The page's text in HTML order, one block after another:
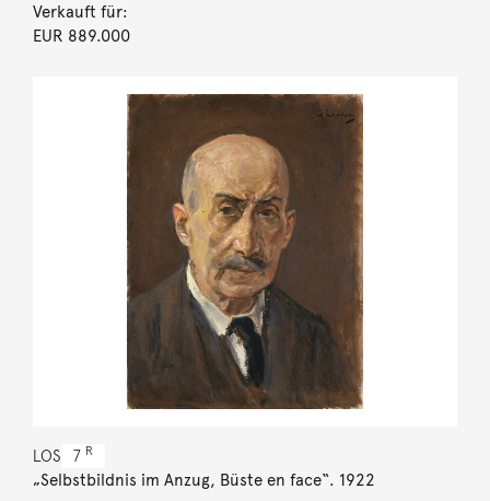
Verkauft für:
EUR 889.000
LOS 7 R
„Selbstbildnis im Anzug, Büste en face“. 1922